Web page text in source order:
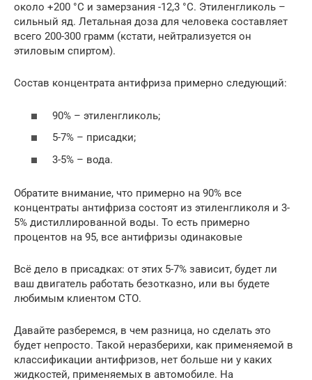
около +200 °C и замерзания -12,3 °C. Этиленгликоль –
сильный яд. Летальная доза для человека составляет
всего 200-300 грамм (кстати, нейтрализуется он
этиловым спиртом).
Состав концентрата антифриза примерно следующий:
90% – этиленгликоль;
5-7% – присадки;
3-5% – вода.
Обратите внимание, что примерно на 90% все
концентраты антифриза состоят из этиленгликоля и 3-
5% дистиллированной воды. То есть примерно
процентов на 95, все антифризы одинаковые
Всё дело в присадках: от этих 5-7% зависит, будет ли
ваш двигатель работать безотказно, или вы будете
любимым клиентом СТО.
Давайте разберемся, в чем разница, но сделать это
будет непросто. Такой неразберихи, как применяемой в
классификации антифризов, нет больше ни у каких
жидкостей, применяемых в автомобиле. На